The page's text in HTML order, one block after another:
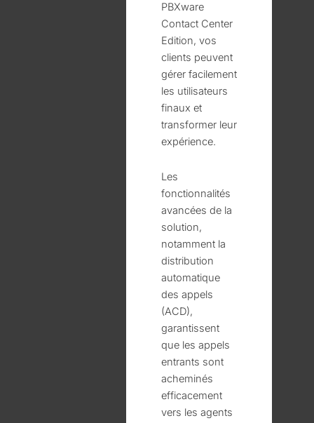
PBXware
Contact Center
Edition, vos
clients peuvent
gérer facilement
les utilisateurs
finaux et
transformer leur
expérience.
Les
fonctionnalités
avancées de la
solution,
notamment la
distribution
automatique
des appels
(ACD),
garantissent
que les appels
entrants sont
acheminés
efficacement
vers les agents